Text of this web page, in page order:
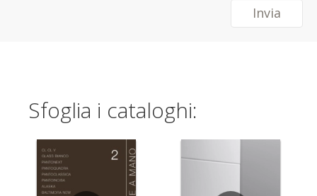
Invia
Sfoglia i cataloghi: